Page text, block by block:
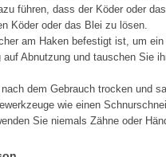
führen, dass der Köder oder
Köder oder das Blei zu lösen.
am Haken befestigt ist, um
auf Abnutzung und tauschen Sie
dem Gebrauch trocken und
wie einen
Sie niemals Zähne oder